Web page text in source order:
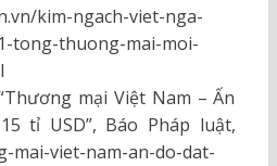
kim-ngach-viet-nga-
tong-thuong-mai-moi-
mại Việt Nam – Ấn
tỉ USD”, Báo Pháp luật,
mai-viet-nam-an-do-dat-